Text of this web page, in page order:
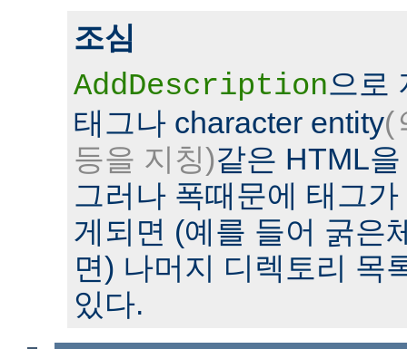
조심
AddDescription으로
태그나 character entity(
등을 지칭)같은 HTML
그러나 폭때문에 태그
게되면 (예를 들어 굵은
면) 나머지 디렉토리 목
있다.